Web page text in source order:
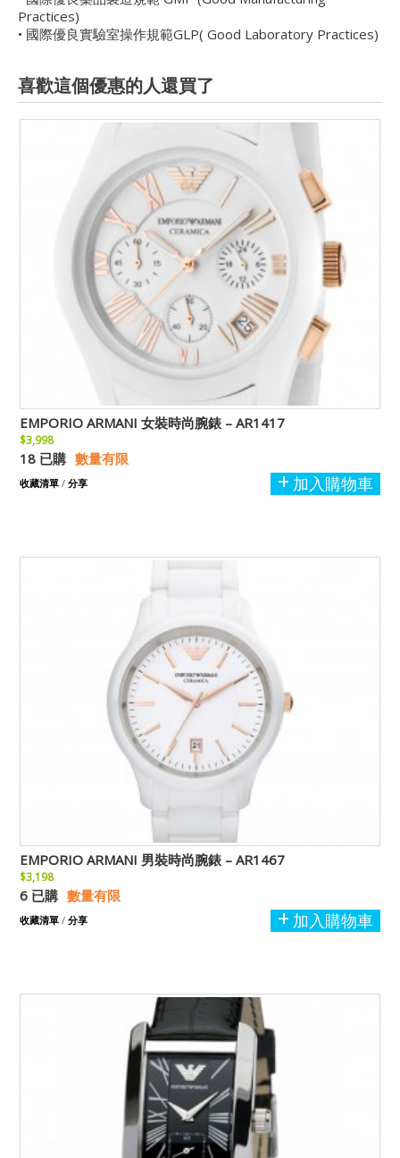
Practices)
• 國際優良實驗室操作規範GLP( Good Laboratory Practices)
喜歡這個優惠的人還買了
EMPORIO ARMANI 女裝時尚腕錶 – AR1417
$3,998
18 已購 數量有限
加入購物車
收藏清單 / 分享
EMPORIO ARMANI 男裝時尚腕錶 – AR1467
$3,198
6 已購 數量有限
加入購物車
收藏清單 / 分享